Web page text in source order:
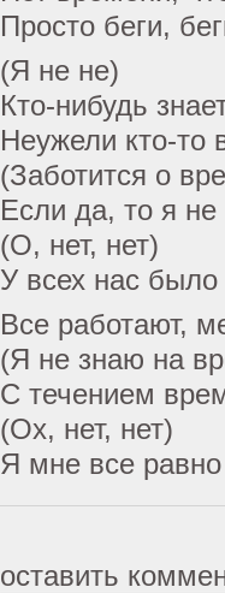
Просто беги,
(Я не не)
Кто-нибудь
Неужели кто-то
(Заботится о
Если да, то я не
(О, нет, нет)
У всех нас было
Все работают,
(Я не знаю на
С течением
(Ох, нет, нет)
Я мне все равно
оставить